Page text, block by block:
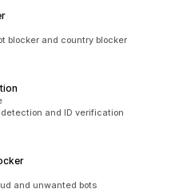
blocker and country blocker
and ID verification
and unwanted bots